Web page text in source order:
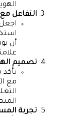
التفاعل
أن
تصميم
مع
تجربة